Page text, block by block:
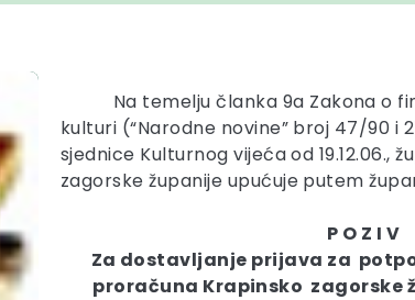
Na temelju članka 9a Zakona o
kulturi (“Narodne novine” broj 47/90 i
sjednice Kulturnog vijeća od 19.12.06.,
zagorske županije upućuje putem
P O Z I V
Za dostavljanje prijava za
proračuna Krapinsko zagorske